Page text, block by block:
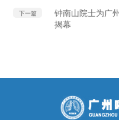
下一篇
钟南山院士为广
揭幕